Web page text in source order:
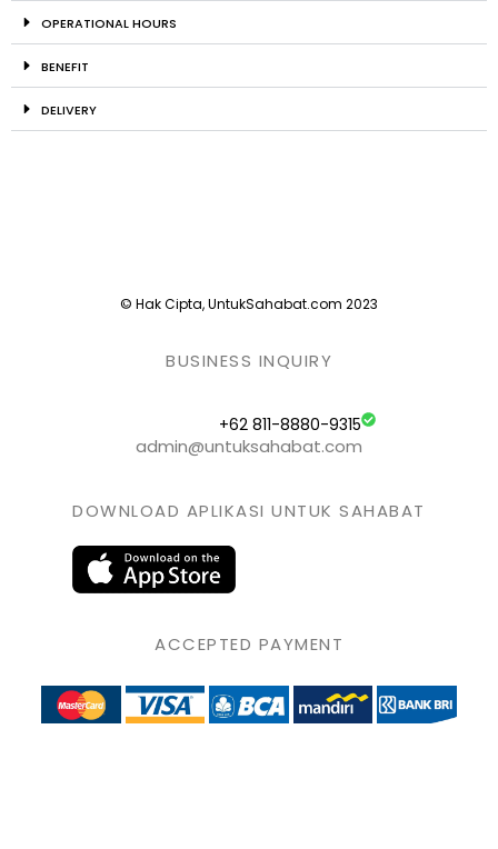
OPERATIONAL HOURS
BENEFIT
DELIVERY
© Hak Cipta, UntukSahabat.com 2023
BUSINESS INQUIRY
+62 811-8880-9315
admin@untuksahabat.com
DOWNLOAD APLIKASI UNTUK SAHABAT
ACCEPTED PAYMENT